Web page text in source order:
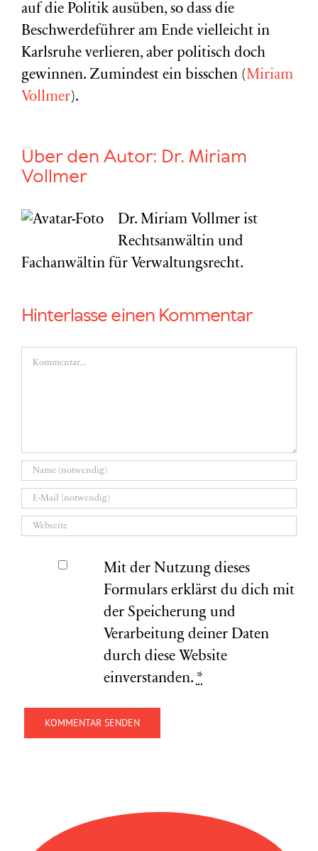
auf die Politik ausüben, so dass die
Beschwerdeführer am Ende vielleicht in
Karlsruhe verlieren, aber politisch doch
gewinnen. Zumindest ein bisschen (Miriam
Vollmer).
Über den Autor: Dr. Miriam
Vollmer
Dr. Miriam Vollmer ist
Rechtsanwältin und
Fachanwältin für Verwaltungsrecht.
Hinterlasse einen Kommentar
Kommentar
Mit der Nutzung dieses
Formulars erklärst du dich mit
der Speicherung und
Verarbeitung deiner Daten
durch diese Website
einverstanden. *